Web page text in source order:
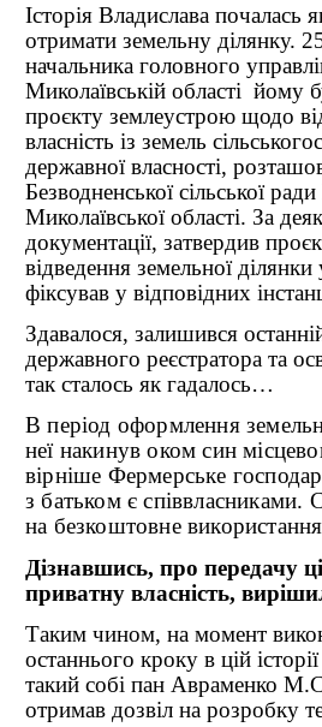
Історія Владислава почалась
отримати земельну ділянку.
начальника головного
Миколаївській області йому
проєкту землеустрою щодо
власність із земель
державної власності,
Безводненської сільської
Миколаївської області. За
документації, затвердив
відведення земельної ділянки
фіксував у відповідних
Здавалося, залишився
державного реєстратора та
так сталось як гадалось…
В період оформлення
неї накинув оком син
вірніше Фермерське
з батьком є
на безкоштовне використання
Дізнавшись, про передачу
приватну власність,
Таким чином, на момент
останнього кроку в цій
такий собі пан Авраменко
отримав дозвіл на розробку